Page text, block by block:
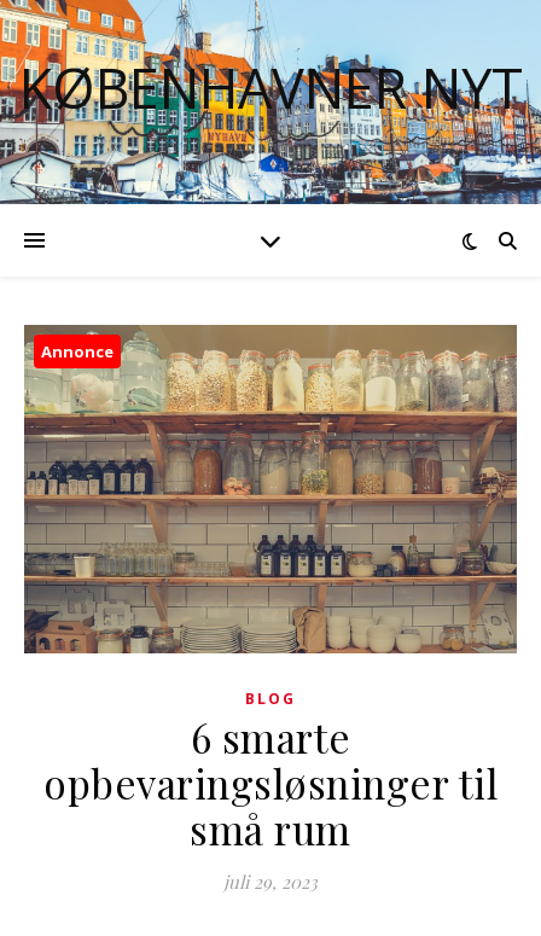
KØBENHAVNER NYT
Annonce
BLOG
6 smarte
opbevaringsløsninger til
små rum
juli 29, 2023